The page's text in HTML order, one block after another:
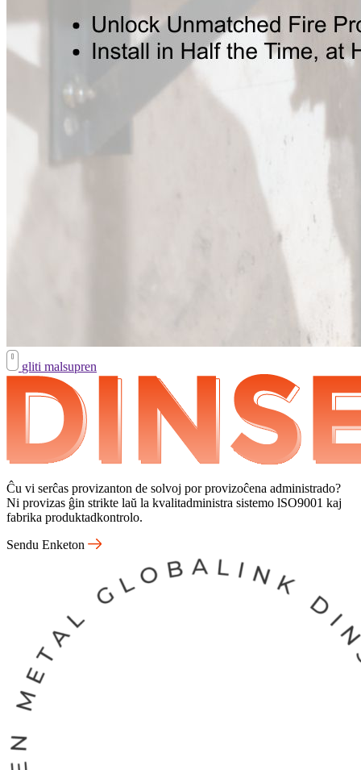
gliti malsupren
Ĉu vi serĉas provizanton de solvoj por provizoĉena administrado?
Ni provizas ĝin strikte laŭ la kvalitadministra sistemo lSO9001 kaj
fabrika produktadkontrolo.
Sendu Enketon